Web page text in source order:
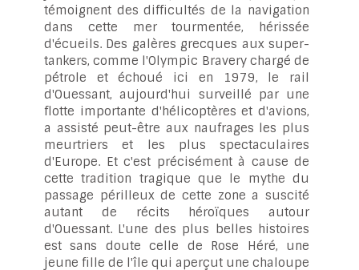
témoignent des difficultés de la navigation
dans cette mer tourmentée, hérissée
d'écueils. Des galères grecques aux super-
tankers, comme l'Olympic Bravery chargé de
pétrole et échoué ici en 1979, le rail
d'Ouessant, aujourd'hui surveillé par une
flotte importante d'hélicoptères et d'avions,
a assisté peut-être aux naufrages les plus
meurtriers et les plus spectaculaires
d'Europe. Et c'est précisément à cause de
cette tradition tragique que le mythe du
passage périlleux de cette zone a suscité
autant de récits héroïques autour
d'Ouessant. L'une des plus belles histoires
est sans doute celle de Rose Héré, une
jeune fille de l'île qui aperçut une chaloupe